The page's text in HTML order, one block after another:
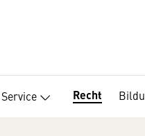
Service Recht